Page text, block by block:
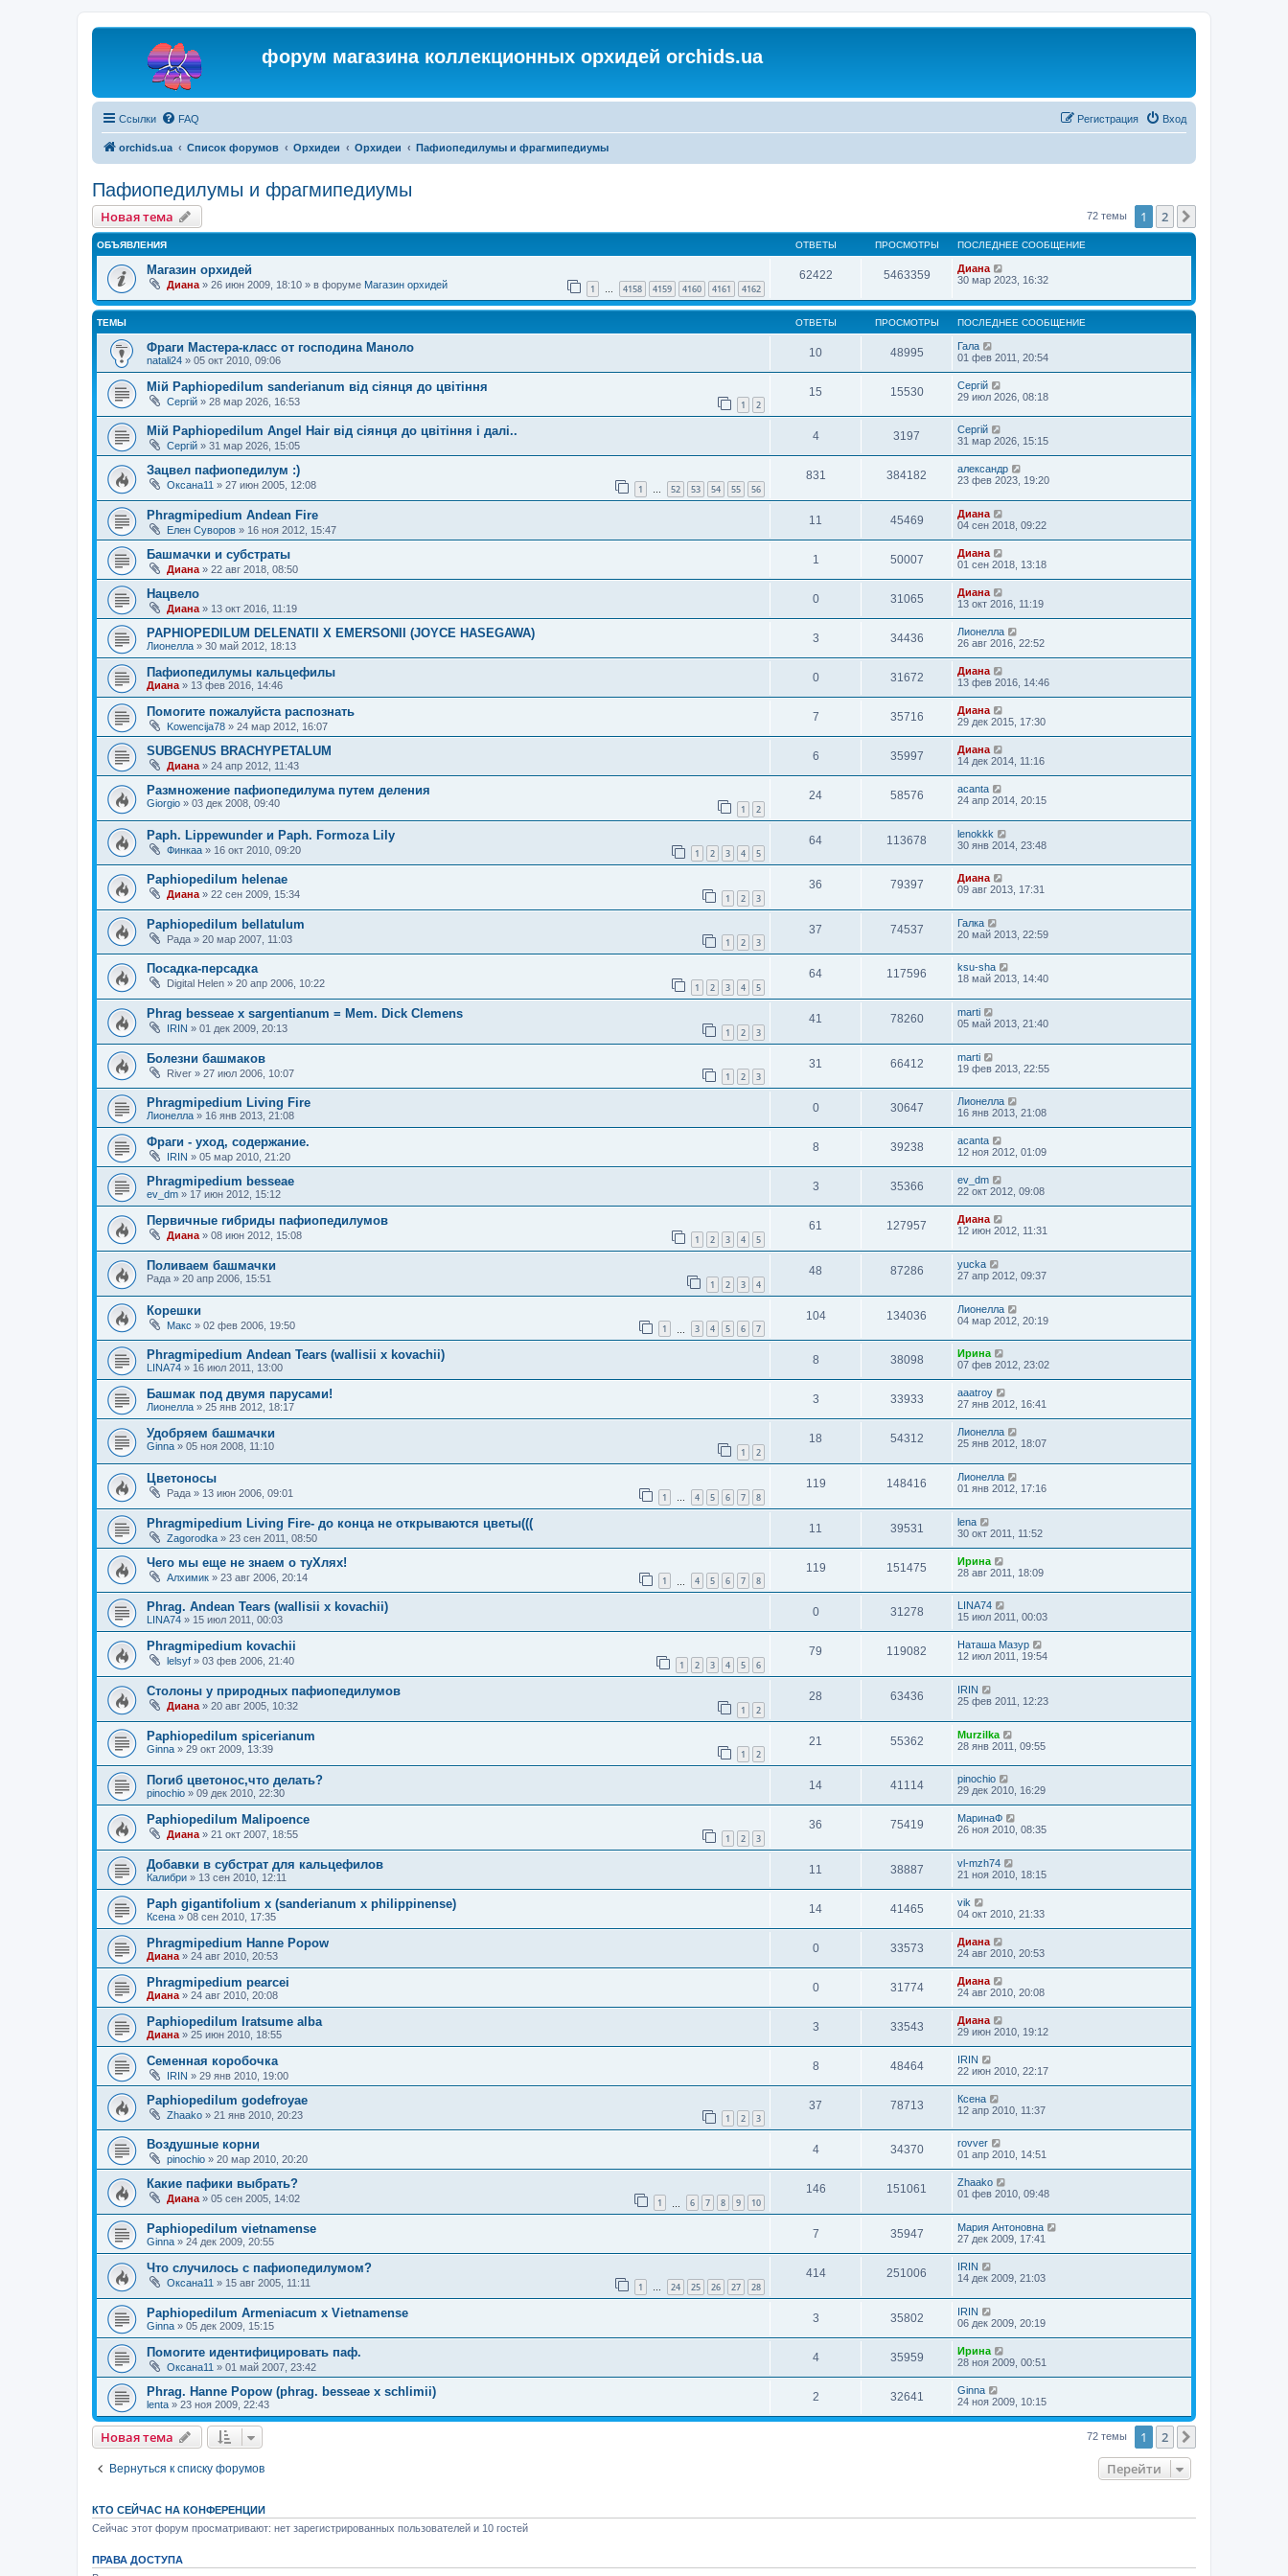
форум магазина коллекционных орхидей orchids.ua
Ссылки FAQ Вход
Регистрация
orchids.ua Список форумов Орхидеи Орхидеи Пафиопедилумы и фрагмипедиумы
Пафиопедилумы и фрагмипедиумы
Новая тема 72 темы 1 2
ОБЪЯВЛЕНИЯ ОТВЕТЫ ПРОСМОТРЫ ПОСЛЕДНЕЕ СООБЩЕНИЕ
Магазин орхидей
Диана » 26 июн 2009, 18:10 » в форуме Магазин орхидей 1 … 4158 4159 4160 4161 4162
62422 5463359
Диана
30 мар 2023, 16:32
ТЕМЫ ОТВЕТЫ ПРОСМОТРЫ ПОСЛЕДНЕЕ СООБЩЕНИЕ
Фраги Мастера-класс от господина Маноло
natali24 » 05 окт 2010, 09:06
10 48995
Гала
01 фев 2011, 20:54
Мій Paphiopedilum sanderianum від сіянця до цвітіння
Сергій » 28 мар 2026, 16:53 1 2
15 15530
Сергій
29 июл 2026, 08:18
Мій Paphiopedilum Angel Hair від сіянця до цвітіння і далі..
Сергій » 31 мар 2026, 15:05
4 3197
Сергій
31 мар 2026, 15:15
Зацвел пафиопедилум :)
Оксана11 » 27 июн 2005, 12:08 1 … 52 53 54 55 56
831 384182
александр
23 фев 2023, 19:20
Phragmipedium Andean Fire
Елен Суворов » 16 ноя 2012, 15:47
11 45469
Диана
04 сен 2018, 09:22
Башмачки и субстраты
Диана » 22 авг 2018, 08:50
1 50007
Диана
01 сен 2018, 13:18
Нацвело
Диана » 13 окт 2016, 11:19
0 31065
Диана
13 окт 2016, 11:19
PAPHIOPEDILUM DELENATII X EMERSONII (JOYCE HASEGAWA)
Лионелла » 30 май 2012, 18:13
3 34436
Лионелла
26 авг 2016, 22:52
Пафиопедилумы кальцефилы
Диана » 13 фев 2016, 14:46
0 31672
Диана
13 фев 2016, 14:46
Помогите пожалуйста распознать
Kowencija78 » 24 мар 2012, 16:07
7 35716
Диана
29 дек 2015, 17:30
SUBGENUS BRACHYPETALUM
Диана » 24 апр 2012, 11:43
6 35997
Диана
14 дек 2014, 11:16
Размножение пафиопедилума путем деления
Giorgio » 03 дек 2008, 09:40 1 2
24 58576
acanta
24 апр 2014, 20:15
Paph. Lippewunder и Paph. Formoza Lily
Финкаа » 16 окт 2010, 09:20 1 2 3 4 5
64 113678
lenokkk
30 янв 2014, 23:48
Paphiopedilum helenae
Диана » 22 сен 2009, 15:34 1 2 3
36 79397
Диана
09 авг 2013, 17:31
Paphiopedilum bellatulum
Рада » 20 мар 2007, 11:03 1 2 3
37 74537
Галка
20 май 2013, 22:59
Посадка-персадка
Digital Helen » 20 апр 2006, 10:22 1 2 3 4 5
64 117596
ksu-sha
18 май 2013, 14:40
Phrag besseae x sargentianum = Mem. Dick Clemens
IRIN » 01 дек 2009, 20:13 1 2 3
41 78260
marti
05 май 2013, 21:40
Болезни башмаков
River » 27 июл 2006, 10:07 1 2 3
31 66412
marti
19 фев 2013, 22:55
Phragmipedium Living Fire
Лионелла » 16 янв 2013, 21:08
0 30647
Лионелла
16 янв 2013, 21:08
Фраги - уход, содержание.
IRIN » 05 мар 2010, 21:20
8 39238
acanta
12 ноя 2012, 01:09
Phragmipedium besseae
ev_dm » 17 июн 2012, 15:12
3 35366
ev_dm
22 окт 2012, 09:08
Первичные гибриды пафиопедилумов
Диана» 08 июн 2012, 15:08 1 2 3 4 5
61 127957
Диана
12 июн 2012, 11:31
Поливаем башмачки
Рада » 20 апр 2006, 15:51 1 2 3 4
48 87286
yucka
27 апр 2012, 09:37
Корешки
Макс » 02 фев 2006, 19:50 1 3 4 5 6 7
104 134036
Лионелла
04 мар 2012, 20:19
Phragmipedium Andean Tears (wallisii x kovachii)
LINA74 » 16 июл 2011, 13:00
8 38098
Ирина
07 фев 2012, 23:02
Башмак под двумя парусами!
Лионелла » 25 янв 2012, 18:17
3 33933
aaatroy
27 янв 2012, 16:41
Удобряем башмачки
Ginna » 05 ноя 2008, 11:10 1 2
18 54312
Лионелла
25 янв 2012, 18:07
Цветоносы
Рада » 13 июн 2006, 09:01 1 … 4 5 6 7 8
119 148416
Лионелла
01 янв 2012, 17:16
Phragmipedium Living Fire- до конца не открываются цветы(((
Zagorodka » 23 сен 2011, 08:50
11 39531
lena
30 окт 2011, 11:52
Чего мы еще не знаем о туХлях!
Алхимик » 23 авг 2006, 20:14 1 4 5 6 7 8
119 151475
Ирина
28 авг 2011, 18:09
Phrag. Andean Tears (wallisii x kovachii)
LINA74 » 15 июл 2011, 00:03
0 31278
LINA74
15 июл 2011, 00:03
Phragmipedium kovachii
lelsyf » 03 фев 2006, 21:40 1 2 3 4 5 6
79 119082
Наташа Мазур
12 июл 2011, 19:54
Столоны у природных пафиопедилумов
Диана » 20 авг 2005, 10:32 1 2
28 63436
IRIN
25 фев 2011, 12:23
Paphiopedilum spicerianum
Ginna » 29 окт 2009, 13:39 1 2
21 55362
Murzilka
28 янв 2011, 09:55
Погиб цветонос,что делать?
pinochio » 09 дек 2010, 22:30
14 41114
pinochio
29 дек 2010, 16:29
Paphiopedilum Malipoence
Диана » 21 окт 2007, 18:55 1 2 3
36 75419
МаринаФ
26 ноя 2010, 08:35
Добавки в субстрат для кальцефилов
Калибри » 13 сен 2010, 12:11
11 38887
vl-mzh74
21 ноя 2010, 18:15
Paph gigantifolium x (sanderianum x philippinense)
Ксена » 08 сен 2010, 17:35
14 41465
vik
04 окт 2010, 21:33
Phragmipedium Hanne Popow
Диана » 24 авг 2010, 20:53
0 33573
Диана
24 авг 2010, 20:53
Phragmipedium pearcei
Диана » 24 авг 2010, 20:08
0 31774
Диана
24 авг 2010, 20:08
Paphiopedilum Iratsume alba
Диана » 25 июн 2010, 18:55
3 33543
Диана
29 июн 2010, 19:12
Семенная коробочка
IRIN » 29 янв 2010, 19:00
8 48464
IRIN
22 июн 2010, 22:17
Paphiopedilum godefroyae
Zhaako » 21 янв 2010, 20:23 1 2 3
37 78713
Ксена
12 апр 2010, 11:37
Воздушные корни
pinochio » 20 мар 2010, 20:20
4 34370
rovver
01 апр 2010, 14:51
Какие пафики выбрать?
Диана» 05 сен 2005, 14:02 1 6 7 8 9 10
146 151061
Zhaako
01 фев 2010, 09:48
Paphiopedilum vietnamense
Ginna » 24 дек 2009, 20:55
7 35947
Мария Антоновна
27 дек 2009, 17:41
Что случилось с пафиопедилумом?
Оксана11 » 15 авг 2005, 11:11 1 … 24 25 26 27 28
414 251006
IRIN
14 дек 2009, 21:03
Paphiopedilum Armeniacum x Vietnamense
Ginna » 05 дек 2009, 15:15
3 35802
IRIN
06 дек 2009, 20:19
Помогите идентифицировать паф.
Оксана11 » 01 май 2007, 23:42
4 35959
Ирина
28 ноя 2009, 00:51
Phrag. Hanne Popow (phrag. besseae x schlimii)
lenta » 23 ноя 2009, 22:43
2 32641
Ginna
24 ноя 2009, 10:15
Новая тема 72 темы 1 2
Вернуться к списку форумов Перейти
КТО СЕЙЧАС НА КОНФЕРЕНЦИИ
Сейчас этот форум просматривают: нет зарегистрированных пользователей и 10 гостей
ПРАВА ДОСТУПА